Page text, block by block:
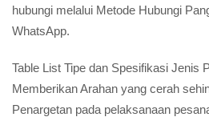
hubungi melalui Metode Hubungi
WhatsApp.
Table List Tipe dan Spesifikasi Jenis
Memberikan Arahan yang cerah
Penargetan pada pelaksanaan